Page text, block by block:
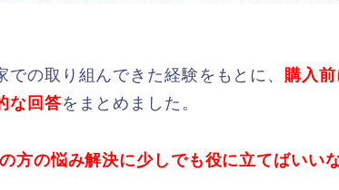
での取り組んできた経験をもとに、 購入
な回答をまとめました。
方の悩み解決に少しでも役に立てばいい